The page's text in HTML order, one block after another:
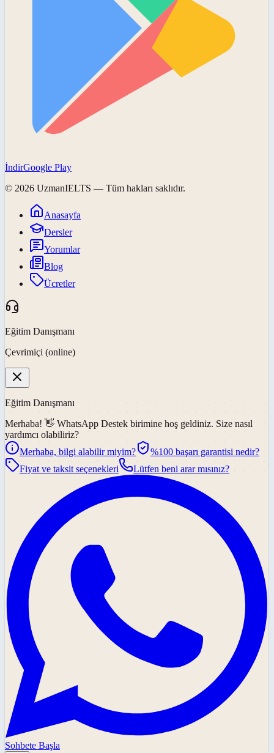
İndirGoogle Play
© 2026 UzmanIELTS — Tüm hakları saklıdır.
Anasayfa
Dersler
Yorumlar
Blog
Ücretler
Eğitim Danışmanı
Çevrimiçi (online)
Eğitim Danışmanı
Merhaba! 👋 WhatsApp Destek birimine hoş geldiniz. Size nasıl
yardımcı olabiliriz?
Merhaba, bilgi alabilir miyim?
%100 başarı garantisi nedir?
Fiyat ve taksit seçenekleri
Lütfen beni arar mısınız?
Sohbete Başla